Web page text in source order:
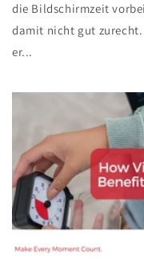
die Bildschirmzeit
damit nicht gut
er...